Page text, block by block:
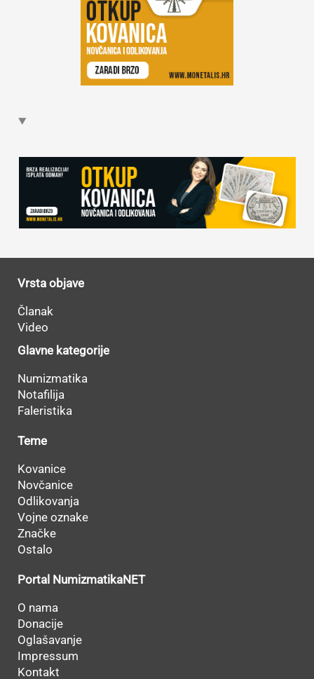
Vrsta objave
Članak
Video
Glavne kategorije
Numizmatika
Notafilija
Faleristika
Teme
Kovanice
Novčanice
Odlikovanja
Vojne oznake
Značke
Ostalo
Portal NumizmatikaNET
O nama
Donacije
Oglašavanje
Impressum
Kontakt